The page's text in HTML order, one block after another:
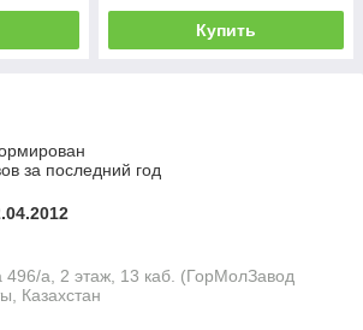
Купить
за последний год
а, 2 этаж, 13 каб. (ГорМолЗавод
Казахстан